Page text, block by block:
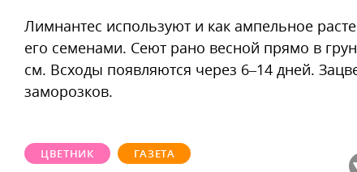
Лимнантес используют и как ампельное
его семенами. Сеют рано весной прямо в
см. Всходы появляются через 6–14 дней.
заморозков.
ЦВЕТНИК ГАЗЕТА